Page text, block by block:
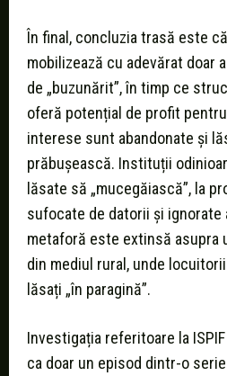
În final, concluzia trasă este
mobilizează cu adevărat doar
de „buzunărit”, în timp ce
oferă potențial de profit
interese sunt abandonate și
prăbușească. Instituții
lăsate să „mucegăiască”, la
sufocate de datorii și ignorate
metaforă este extinsă asupra
din mediul rural, unde
lăsați „în paragină”.
Investigația referitoare la
ca doar un episod dintr-o